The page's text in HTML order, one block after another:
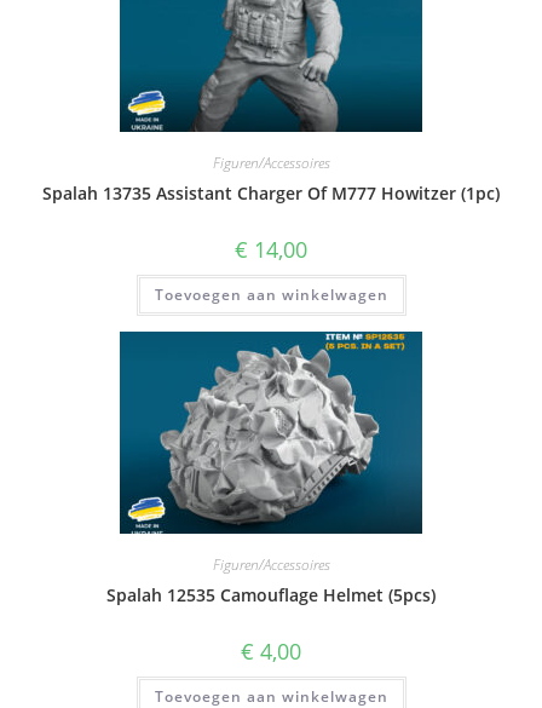
Figuren/Accessoires
Spalah 13735 Assistant Charger Of M777 Howitzer (1pc)
€ 14,00
Toevoegen aan winkelwagen
Figuren/Accessoires
Spalah 12535 Camouflage Helmet (5pcs)
€ 4,00
Toevoegen aan winkelwagen